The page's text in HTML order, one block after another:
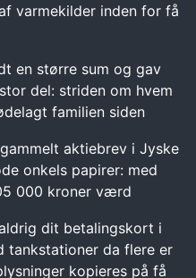
varmekilder inden for få
en større sum og gav
del: striden om hvem
familien siden
aktiebrev i Jyske
onkels papirer: med
000 kroner værd
dit betalingskort i
tankstationer da flere er
kopieres på få